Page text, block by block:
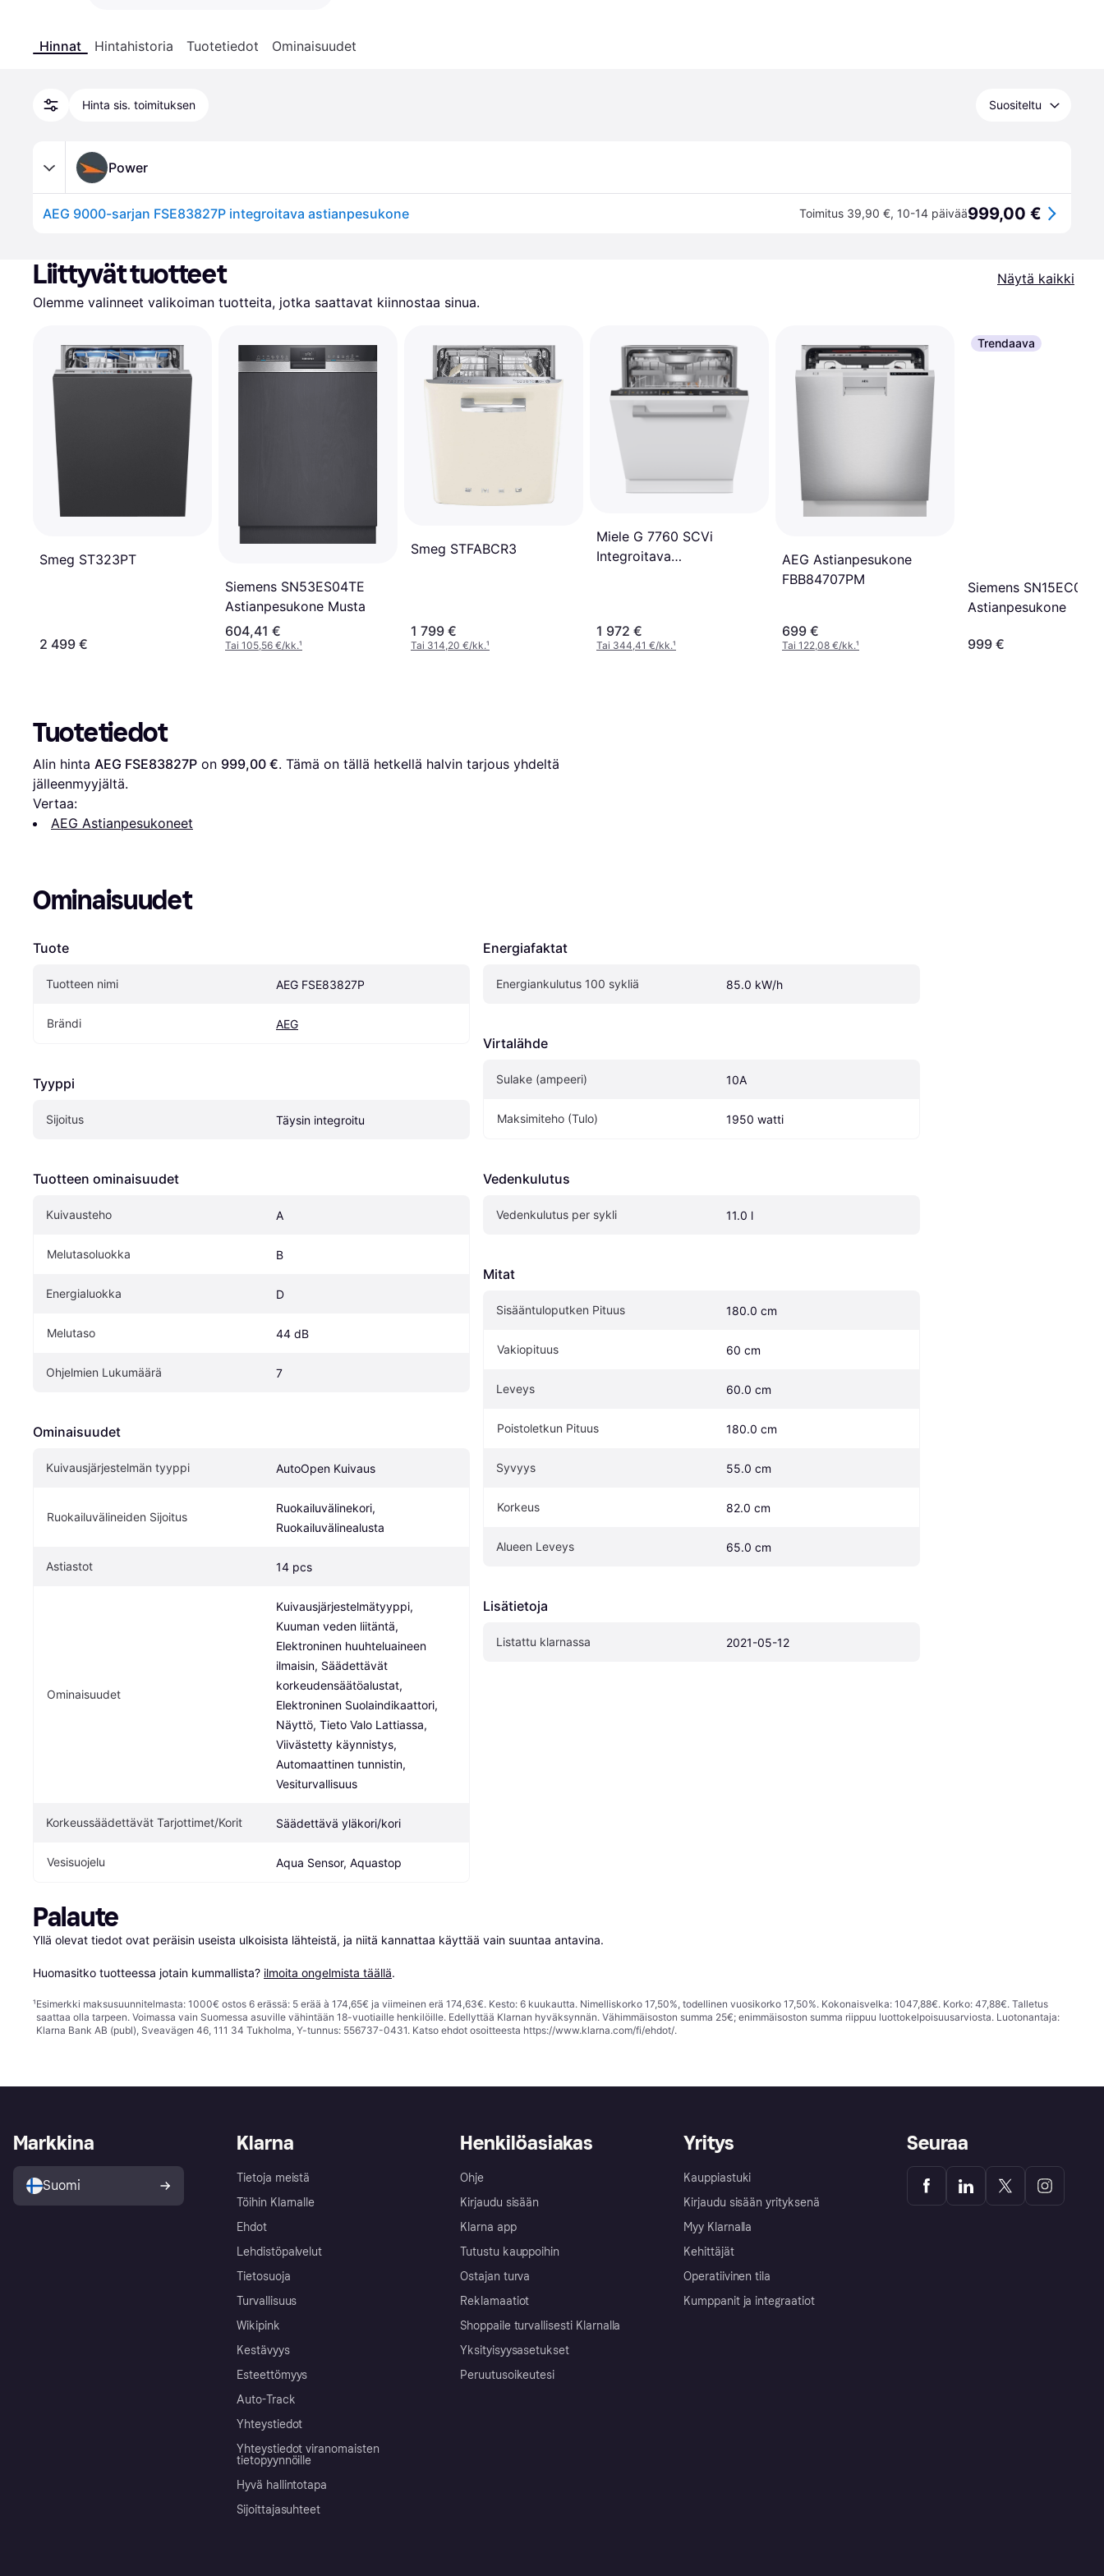
Hinnat Hintahistoria Tuotetiedot Ominaisuudet
Hinta sis. toimituksen Suositeltu
Power
AEG 9000-sarjan FSE83827P integroitava astianpesukone Toimitus 39,90 €, 10-14 päivää999,00 €
Liittyvät tuotteet
Näytä kaikki
Olemme valinneet valikoiman tuotteita, jotka saattavat kiinnostaa sinua.
Smeg ST323PT
2 499 €
Siemens SN53ES04TE
Astianpesukone Musta
604,41 €
Tai 105,56 €/kk.¹
Smeg STFABCR3
1 799 €
Tai 314,20 €/kk.¹
Miele G 7760 SCVi
Integroitava
1 972 €
Tai 344,41 €/kk.¹
AEG Astianpesukone
FBB84707PM
699 €
Tai 122,08 €/kk.¹
Trendaava
Siemens
Astianpesukone
999 €
Tuotetiedot
Alin hinta AEG FSE83827P on 999,00 €. Tämä on tällä hetkellä halvin tarjous yhdeltä
jälleenmyyjältä.
Vertaa:
AEG Astianpesukoneet
Ominaisuudet
Tuote
Tuotteen nimi AEG FSE83827P
Brändi AEG
Tyyppi
Sijoitus Täysin integroitu
Tuotteen ominaisuudet
Kuivausteho A
Melutasoluokka B
Energialuokka D
Melutaso 44 dB
Ohjelmien Lukumäärä 7
Ominaisuudet
Kuivausjärjestelmän tyyppi AutoOpen Kuivaus
Ruokailuvälineiden Sijoitus
Ruokailuvälinekori,
Ruokailuvälinealusta
Astiastot 14 pcs
Ominaisuudet
Kuivausjärjestelmätyyppi,
Kuuman veden liitäntä,
Elektroninen huuhteluaineen
ilmaisin, Säädettävät
korkeudensäätöalustat,
Elektroninen Suolaindikaattori,
Näyttö, Tieto Valo Lattiassa,
Viivästetty käynnistys,
Automaattinen tunnistin,
Vesiturvallisuus
Korkeussäädettävät Tarjottimet/Korit Säädettävä yläkori/kori
Vesisuojelu Aqua Sensor, Aquastop
Energiafaktat
Energiankulutus 100 sykliä 85.0 kW/h
Virtalähde
Sulake (ampeeri) 10A
Maksimiteho (Tulo) 1950 watti
Vedenkulutus
Vedenkulutus per sykli 11.0 l
Mitat
Sisääntuloputken Pituus 180.0 cm
Vakiopituus 60 cm
Leveys 60.0 cm
Poistoletkun Pituus 180.0 cm
Syvyys 55.0 cm
Korkeus 82.0 cm
Alueen Leveys 65.0 cm
Lisätietoja
Listattu klarnassa 2021-05-12
Palaute
Yllä olevat tiedot ovat peräisin useista ulkoisista lähteistä, ja niitä kannattaa käyttää vain suuntaa antavina.
Huomasitko tuotteessa jotain kummallista? ilmoita ongelmista täällä.
¹Esimerkki maksusuunnitelmasta: 1000€ ostos 6 erässä: 5 erää à 174,65€ ja viimeinen erä 174,63€. Kesto: 6 kuukautta. Nimelliskorko 17,50%, todellinen vuosikorko 17,50%. Kokonaisvelka: 1047,88€. Korko: 47,88€. Talletus
saattaa olla tarpeen. Voimassa vain Suomessa asuville vähintään 18-vuotiaille henkilöille. Edellyttää Klarnan hyväksynnän. Vähimmäisoston summa 25€; enimmäisoston summa riippuu luottokelpoisuusarviosta. Luotonantaja:
Klarna Bank AB (publ), Sveavägen 46, 111 34 Tukholma, Y-tunnus: 556737-0431. Katso ehdot osoitteesta https://www.klarna.com/fi/ehdot/.
Klarna
Tietoja meistä
Töihin Klarnalle
Ehdot
Lehdistöpalvelut
Tietosuoja
Turvallisuus
Wikipink
Kestävyys
Esteettömyys
Auto-Track
Yhteystiedot
Yhteystiedot viranomaisten
tietopyynnöille
Hyvä hallintotapa
Sijoittajasuhteet
Henkilöasiakas
Ohje
Kirjaudu sisään
Klarna app
Tutustu kauppoihin
Ostajan turva
Reklamaatiot
Shoppaile turvallisesti Klarnalla
Yksityisyysasetukset
Peruutusoikeutesi
Yritys
Kauppiastuki
Kirjaudu sisään yrityksenä
Myy Klarnalla
Kehittäjät
Operatiivinen tila
Kumppanit ja integraatiot
Markkina
Suomi
Seuraa